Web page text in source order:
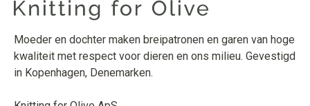
Moeder en dochter maken breipatronen en garen van hoge
kwaliteit met respect voor dieren en ons milieu. Gevestigd
in Kopenhagen, Denemarken.